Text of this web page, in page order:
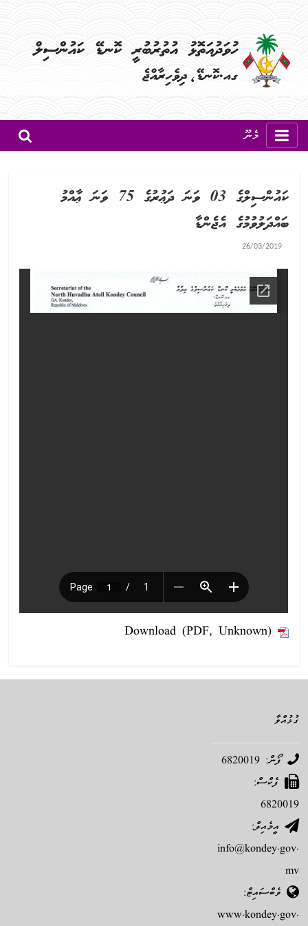
މެނޫ
ކައުންސިލްގެ 03 ވަނަ ދަޢުރުގެ 75 ވަނަ ޢާއްމު
ބައްދަލުވުމުގެ އެޖެންޑާ
26/03/2019
Download (PDF, Unknown)
ގުޅުއްވާ
ފޯން: 6820019
ފެކްސް:
6820019
އީމެއިލް:
info@kondey.gov.
mv
ވެބްސައިޓް:
www.kondey.gov.